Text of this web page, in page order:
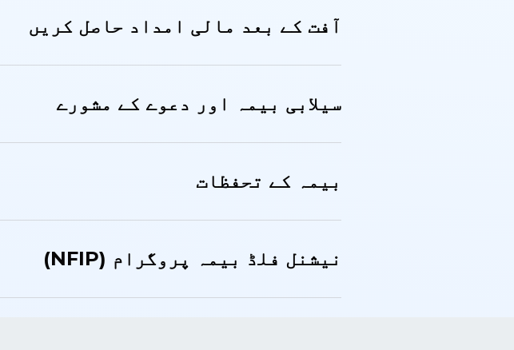
آفت کے بعد مالی امداد حاصل کریں
سیلابی بیمہ اور دعوے کے مشورے
بیمہ کے تحفظات
نیشنل فلڈ بیمہ پروگرام (NFIP)